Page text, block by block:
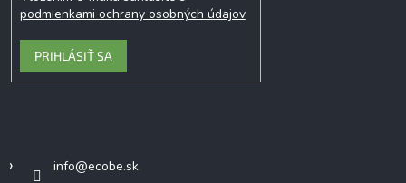
podmienkami ochrany osobných údajov
PRIHLÁSIŤ SA
info@ecobe.sk